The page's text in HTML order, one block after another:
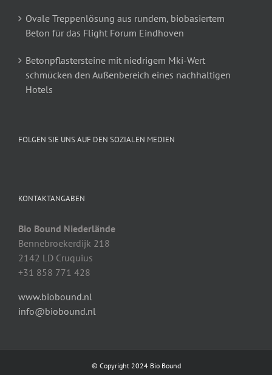
Ovale Treppenlösung aus rundem, biobasiertem
Beton für das Flight Forum Eindhoven
Betonpflastersteine mit niedrigem Mki-Wert
schmücken den Außenbereich eines nachhaltigen
Hotels
FOLGEN SIE UNS AUF DEN SOZIALEN MEDIEN
KONTAKTANGABEN
Bio Bound Niederlände
Bennebroekerdijk 218
2142 LD Cruquius
+31 858 771 428
www.biobound.nl
info@biobound.nl
© Copyright 2024 Bio Bound